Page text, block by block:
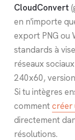
CloudConvert
en n'importe
export PNG ou
standards à
réseaux
240x60,
Si tu intègres
commentcréer
directement
résolutions.